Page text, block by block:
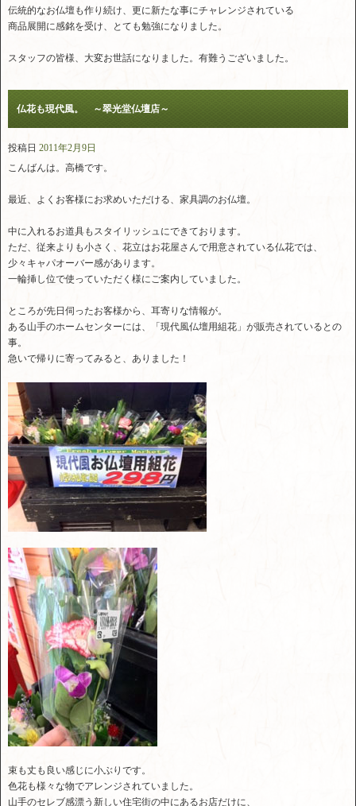
伝統的なお仏壇も作り続け、更に新たな事にチャレンジされている
商品展開に感銘を受け、とても勉強になりました。
スタッフの皆様、大変お世話になりました。有難うございました。
仏花も現代風。 ～翠光堂仏壇店～
投稿日 2011年2月9日
こんばんは。高橋です。
最近、よくお客様にお求めいただける、家具調のお仏壇。
中に入れるお道具もスタイリッシュにできております。
ただ、従来よりも小さく、花立はお花屋さんで用意されている仏花では、
少々キャパオーバー感があります。
一輪挿し位で使っていただく様にご案内していました。
ところが先日伺ったお客様から、耳寄りな情報が。
ある山手のホームセンターには、「現代風仏壇用組花」が販売されているとの
事。
急いで帰りに寄ってみると、ありました！
束も丈も良い感じに小ぶりです。
色花も様々な物でアレンジされていました。
山手のセレブ感漂う新しい住宅街の中にあるお店だけに、